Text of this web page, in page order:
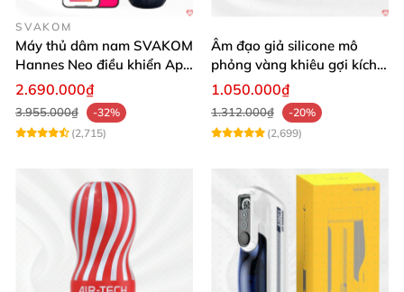
SVAKOM
Máy thủ dâm nam SVAKOM
Hannes Neo điều khiển App
tương tác
2.690.000₫
3.955.000₫
-32%
(2,715)
Âm đạo giả silicone mô
phỏng vàng khiêu gợi kích
thích mua
1.050.000₫
1.312.000₫
-20%
(2,699)